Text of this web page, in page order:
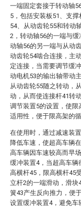
一端固定套接于转动轴
5，包括安装板51、支
54、从动齿轮55和转动
2，转动轴56的一端与
动轴56的另一端与从动
动齿轮54啮合连接，主
定连接，当需要调节缓
动电机53的输出轴带动
从动齿轮55随之转动，
动，从而使连接杆41转
调节装置5的设置，使
适用性，便于限高架的
在使用时，通过减速装
降低车速，使超高车辆
高车辆因车速较高而早
缓冲装置4，当超高车
高横杆45，限高横杆45
立杆2的一端滑动，滑
簧43产生反向推力，便
设置缓冲装置4，避免车